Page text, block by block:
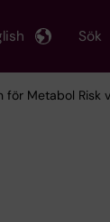
Sök
för Metabol Risk